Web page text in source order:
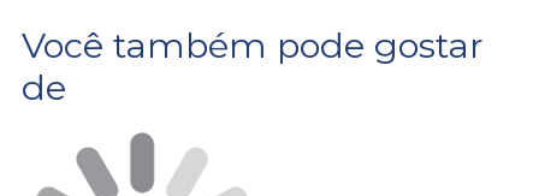
Você também pode gostar
de